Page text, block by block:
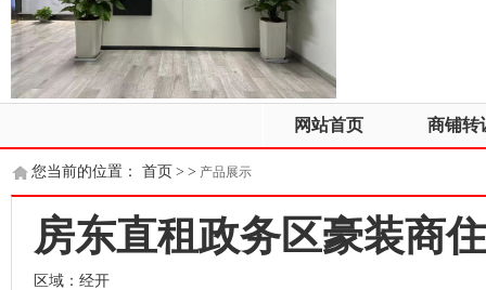
网站首页 商铺转
您当前的位置： 首页 > > 产品展示
房东直租政务区豪装商
区域：经开